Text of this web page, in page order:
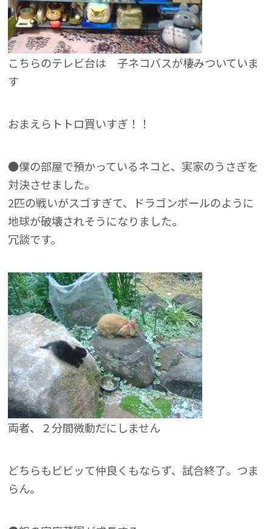
こちらのテレビ台は 子ネコバスが棲みついていま
す
おまえらトトロ買いすぎ！！
●僕の部屋で預かっているネコと、実家のうさぎを
対決させました。
2匹の戦いがスゴすぎて、ドラゴンボールのように
地球が破壊されそうになりました。
冗談です。
両者、２分間微動だにしません
どちらもビビッて仲良くもならず、試合終了。つま
らん。